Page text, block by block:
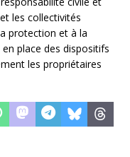
les collectivités
protection et à la
place des dispositifs
les propriétaires